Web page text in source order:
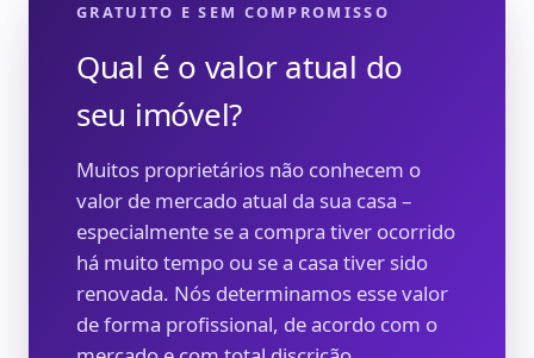
GRATUITO E SEM COMPROMISSO
Qual é o valor atual do
seu imóvel?
Muitos proprietários não conhecem o
valor de mercado atual da sua casa –
especialmente se a compra tiver ocorrido
há muito tempo ou se a casa tiver sido
renovada. Nós determinamos esse valor
de forma profissional, de acordo com o